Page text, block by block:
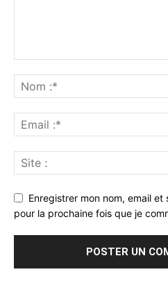
Enregistrer mon nom, email
pour la prochaine fois que je